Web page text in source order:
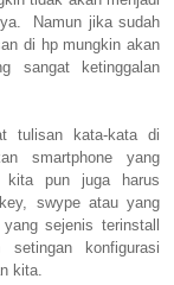
Namun jika sudah
di hp mungkin akan
sangat ketinggalan
tulisan kata-kata di
smartphone yang
pun juga harus
swype atau yang
sejenis terinstall
konfigurasi
kita.